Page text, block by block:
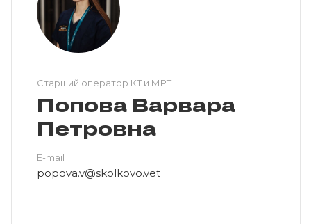
Cтарший оператор КТ и МРТ
Попова Варвара
Петровна
E-mail
popova.v@skolkovo.vet